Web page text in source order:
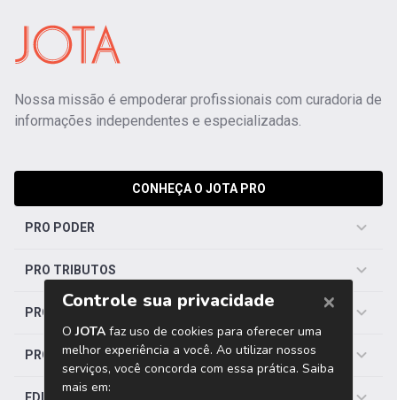
Nossa missão é empoderar profissionais com curadoria de
informações independentes e especializadas.
CONHEÇA O JOTA PRO
PRO PODER
PRO TRIBUTOS
PRO TRABALHISTA
PRO SAÚDE